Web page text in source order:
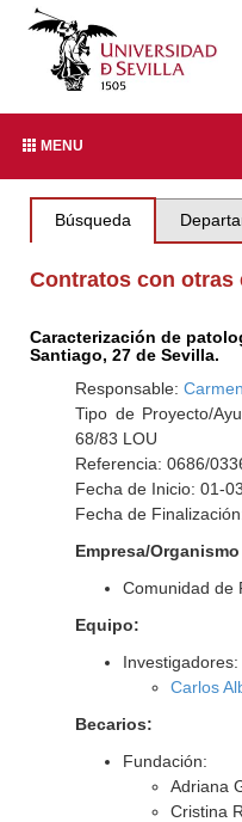
MENU
Búsqueda
Contratos con otras
Caracterización de
Santiago, 27 de Sevilla.
Responsable:
Tipo de Proyecto/
68/83 LOU
Referencia: 0686/
Fecha de Inicio: 01-
Fecha de
Empresa/
Comunidad de
Equipo:
Investigadores:
Carlos
Becarios:
Fundación:
Adriana
Cristina